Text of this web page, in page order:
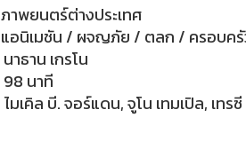
ภาพยนตร์ต่างประเทศ
แอนิเมชัน / ผจญภัย / ตลก / ครอบค
นาธาน เกรโน
98 นาที
ไมเคิล บี. จอร์แดน, จูโน เทมเปิล, เทร